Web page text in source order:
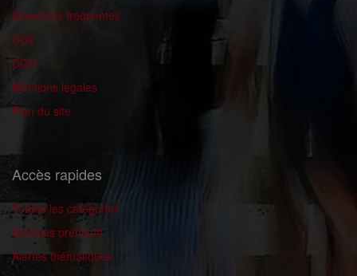
Questions fréquentes
CGV
CGU
Mentions légales
Plan du site
Accès rapides
Toutes les catégories
Services premium
Alertes thématiques